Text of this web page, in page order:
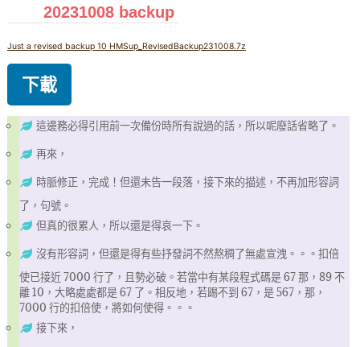
20231008 backup
Just a revised backup 10 HMSup_RevisedBackup231008.7z
下載
這邊務必得引用前一次備份時所有說過的話，所以呢廢話省略了。
再來，
時脈修正，完成！但還未告一段落，接下來的描述，不再加形容詞
了，句號。
但真的很累人，所以還是得哀一下。
沒有形容詞，但還是得有些抒發詞不然熬稠了無處宣洩。。。扣倍
使已接近 7000 行了，且勢必破。若當中有某段程式碼是 67 那，89 不
離 10，大略處處都是 67 了。相反地，若踢不到 67，是 567，那，
7000 行的扣倍使，將如何使得。。。
接下來，